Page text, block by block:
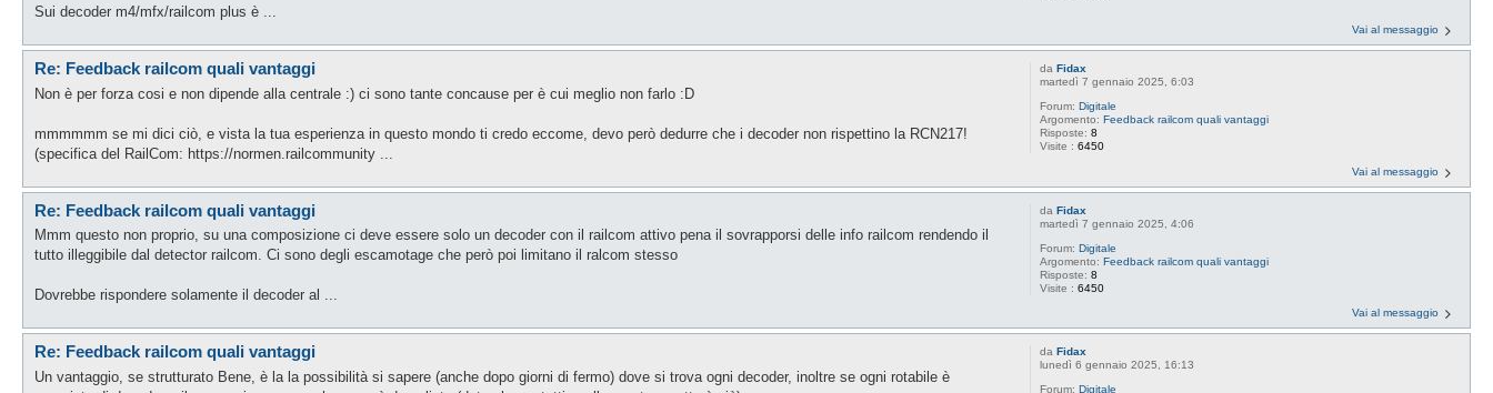
Sui decoder m4/mfx/railcom plus è ...
Vai al messaggio
daFidax
martedì 7 gennaio 2025, 6:03
Forum:Digitale
Argomento:Feedback railcom quali vantaggi
Risposte:8
Visite :6450
Re: Feedback railcom quali vantaggi
Non è per forza cosi e non dipende alla centrale :) ci sono tante concause per è cui meglio non farlo :D
mmmmmm se mi dici ciò, e vista la tua esperienza in questo mondo ti credo eccome, devo però dedurre che i decoder non rispettino la RCN217!
(specifica del RailCom: https://normen.railcommunity ...
Vai al messaggio
daFidax
martedì 7 gennaio 2025, 4:06
Forum:Digitale
Argomento:Feedback railcom quali vantaggi
Risposte:8
Visite :6450
Re: Feedback railcom quali vantaggi
Mmm questo non proprio, su una composizione ci deve essere solo un decoder con il railcom attivo pena il sovrapporsi delle info railcom rendendo il
tutto illeggibile dal detector railcom. Ci sono degli escamotage che però poi limitano il ralcom stesso
Dovrebbe rispondere solamente il decoder al ...
Vai al messaggio
daFidax
lunedì 6 gennaio 2025, 16:13
Forum:Digitale
Re: Feedback railcom quali vantaggi
Un vantaggio, se strutturato Bene, è la la possibilità si sapere (anche dopo giorni di fermo) dove si trova ogni decoder, inoltre se ogni rotabile è